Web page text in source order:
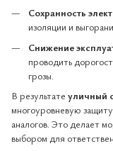
Сохранность
изоляции и
Снижение
проводить
грозы.
В результате уличный
многоуровневую
аналогов. Это делает
выбором для